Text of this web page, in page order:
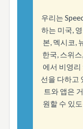
우리는
하는 미국,
본, 멕시코,
한국, 스위
에서 비영리
선을 다하고
트와 앱은
원할 수 있